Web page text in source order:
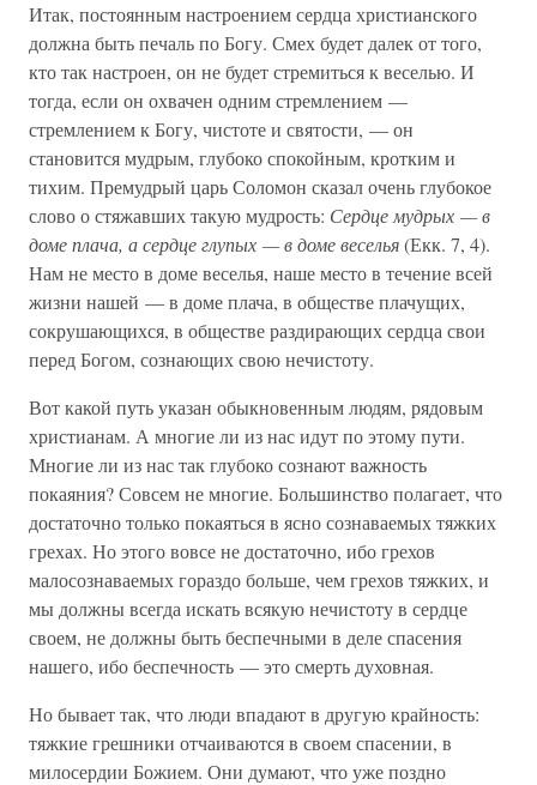
Итак, постоянным настроением сердца христианского
должна быть печаль по Богу. Смех будет далек от того,
кто так настроен, он не будет стремиться к веселью. И
тогда, если он охвачен одним стремлением —
стремлением к Богу, чистоте и святости, — он
становится мудрым, глубоко спокойным, кротким и
тихим. Премудрый царь Соломон сказал очень глубокое
слово о стяжавших такую мудрость: Сердце мудрых — в
доме плача, а сердце глупых — в доме веселья(Екк. 7, 4).
Нам не место в доме веселья, наше место в течение всей
жизни нашей — в доме плача, в обществе плачущих,
сокрушающихся, в обществе раздирающих сердца свои
перед Богом, сознающих свою нечистоту.
Вот какой путь указан обыкновенным людям, рядовым
христианам. А многие ли из нас идут по этому пути.
Многие ли из нас так глубоко сознают важность
покаяния? Совсем не многие. Большинство полагает, что
достаточно только покаяться в ясно сознаваемых тяжких
грехах. Но этого вовсе не достаточно, ибо грехов
малосознаваемых гораздо больше, чем грехов тяжких, и
мы должны всегда искать всякую нечистоту в сердце
своем, не должны быть беспечными в деле спасения
нашего, ибо беспечность — это смерть духовная.
Но бывает так, что люди впадают в другую крайность:
тяжкие грешники отчаиваются в своем спасении, в
милосердии Божием. Они думают, что уже поздно